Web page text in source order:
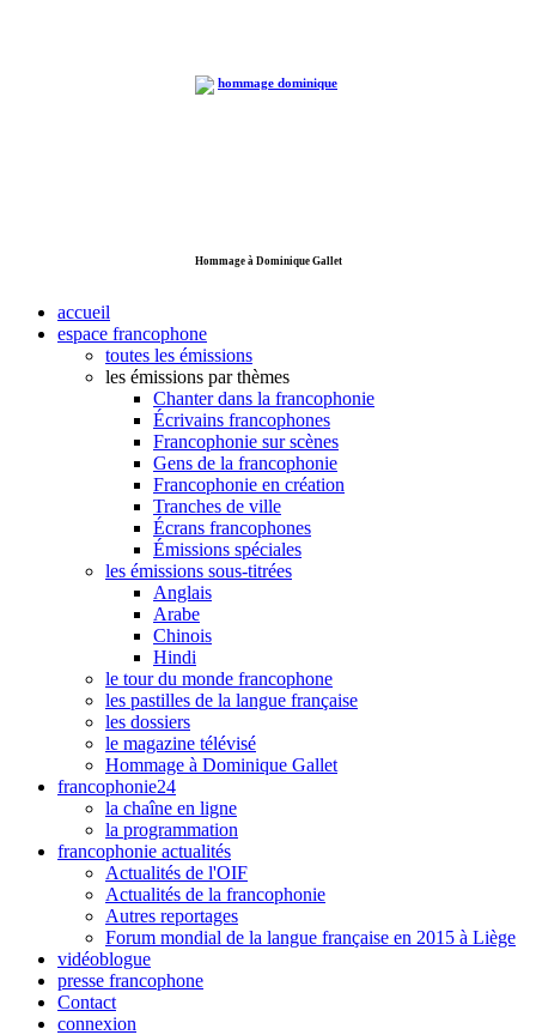
Hommage à Dominique Gallet
accueil
espace francophone
toutes les émissions
les émissions par thèmes
Chanter dans la francophonie
Écrivains francophones
Francophonie sur scènes
Gens de la francophonie
Francophonie en création
Tranches de ville
Écrans francophones
Émissions spéciales
les émissions sous-titrées
Anglais
Arabe
Chinois
Hindi
le tour du monde francophone
les pastilles de la langue française
les dossiers
le magazine télévisé
Hommage à Dominique Gallet
francophonie24
la chaîne en ligne
la programmation
francophonie actualités
Actualités de l'OIF
Actualités de la francophonie
Autres reportages
Forum mondial de la langue française en 2015 à Liège
vidéoblogue
presse francophone
Contact
connexion